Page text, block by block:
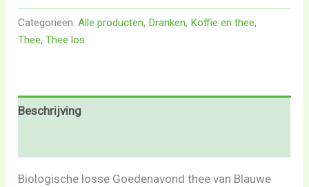
Categorieën:Alle producten, Dranken, Koffie en thee,
Thee,Thee los
Beschrijving
Biologische losse Goedenavond thee van Blauwe